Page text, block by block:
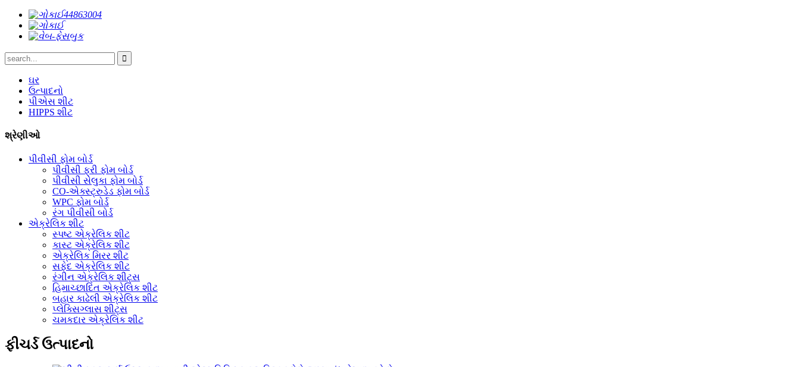
ઘર
ઉત્પાદનો
પીએસ શીટ
HIPPS શીટ
શ્રેણીઓ
પીવીસી ફોમ બોર્ડ
પીવીસી ફ્રી ફોમ બોર્ડ
પીવીસી સેલુકા ફોમ બોર્ડ
CO-એક્સ્ટ્રુડેડ ફોમ બોર્ડ
WPC ફોમ બોર્ડ
રંગ પીવીસી બોર્ડ
એક્રેલિક શીટ
સ્પષ્ટ એક્રેલિક શીટ
કાસ્ટ એક્રેલિક શીટ
એક્રેલિક મિરર શીટ
સફેદ એક્રેલિક શીટ
રંગીન એક્રેલિક શીટ્સ
હિમાચ્છાદિત એક્રેલિક શીટ
બહાર કાઢેલી એક્રેલિક શીટ
પ્લેક્સિગ્લાસ શીટ્સ
ચમકદાર એક્રેલિક શીટ
ફીચર્ડ ઉત્પાદનો